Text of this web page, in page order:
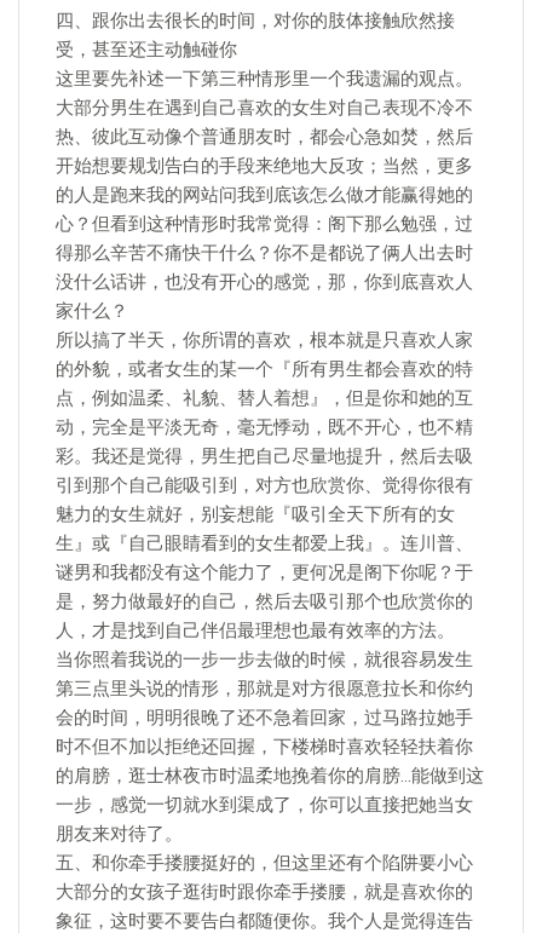
四、跟你出去很长的时间，对你的肢体接触欣然接
受，甚至还主动触碰你
这里要先补述一下第三种情形里一个我遗漏的观点。
大部分男生在遇到自己喜欢的女生对自己表现不冷不
热、彼此互动像个普通朋友时，都会心急如焚，然后
开始想要规划告白的手段来绝地大反攻；当然，更多
的人是跑来我的网站问我到底该怎么做才能赢得她的
心？但看到这种情形时我常觉得：阁下那么勉强，过
得那么辛苦不痛快干什么？你不是都说了俩人出去时
没什么话讲，也没有开心的感觉，那，你到底喜欢人
家什么？
所以搞了半天，你所谓的喜欢，根本就是只喜欢人家
的外貌，或者女生的某一个『所有男生都会喜欢的特
点，例如温柔、礼貌、替人着想』，但是你和她的互
动，完全是平淡无奇，毫无悸动，既不开心，也不精
彩。我还是觉得，男生把自己尽量地提升，然后去吸
引到那个自己能吸引到，对方也欣赏你、觉得你很有
魅力的女生就好，别妄想能『吸引全天下所有的女
生』或『自己眼睛看到的女生都爱上我』。连川普、
谜男和我都没有这个能力了，更何况是阁下你呢？于
是，努力做最好的自己，然后去吸引那个也欣赏你的
人，才是找到自己伴侣最理想也最有效率的方法。
当你照着我说的一步一步去做的时候，就很容易发生
第三点里头说的情形，那就是对方很愿意拉长和你约
会的时间，明明很晚了还不急着回家，过马路拉她手
时不但不加以拒绝还回握，下楼梯时喜欢轻轻扶着你
的肩膀，逛士林夜市时温柔地挽着你的肩膀…能做到这
一步，感觉一切就水到渠成了，你可以直接把她当女
朋友来对待了。
五、和你牵手搂腰挺好的，但这里还有个陷阱要小心
大部分的女孩子逛街时跟你牵手搂腰，就是喜欢你的
象征，这时要不要告白都随便你。我个人是觉得连告